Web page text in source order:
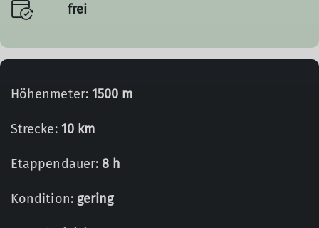
frei
Höhenmeter: 1500 m
Strecke: 10 km
Etappendauer:8 h
Kondition: gering